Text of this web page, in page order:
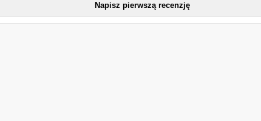
Napisz pierwszą recenzję